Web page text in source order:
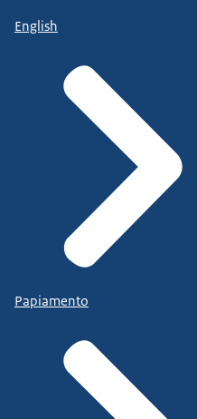
English
Papiamento